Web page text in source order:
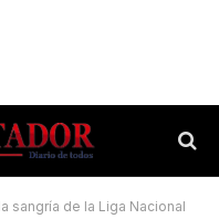
sangría de la Liga Nacional